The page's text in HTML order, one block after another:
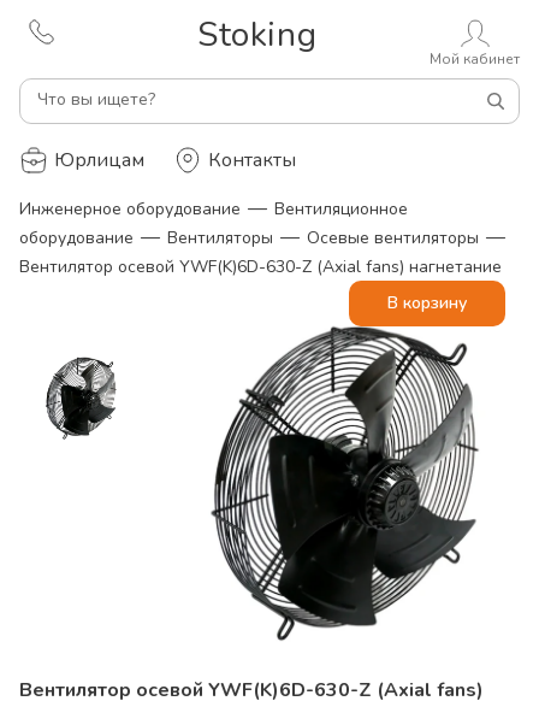
Stoking
Что вы ищете?
Мой кабинет
Юрлицам Контакты
Инженерное оборудование — Вентиляционное
оборудование — Вентиляторы — Осевые вентиляторы —
Вентилятор осевой YWF(K)6D-630-Z (Axial fans) нагнетание
Вентилятор осевой YWF(K)6D-630-Z (Axial fans)
В корзину